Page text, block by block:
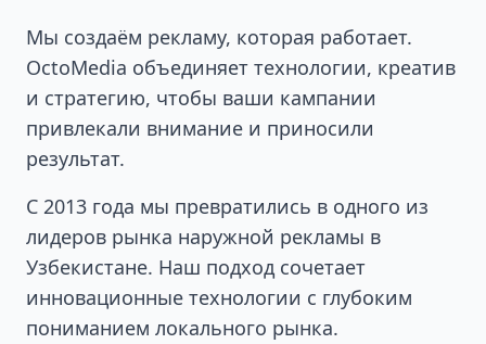
Мы создаём рекламу, которая работает.
OctoMedia объединяет технологии, креатив
и стратегию, чтобы ваши кампании
привлекали внимание и приносили
результат.
С 2013 года мы превратились в одного из
лидеров рынка наружной рекламы в
Узбекистане. Наш подход сочетает
инновационные технологии с глубоким
пониманием локального рынка.